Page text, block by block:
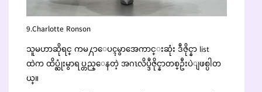
9.Charlotte Ronson
သူမဟာဆိုရင္ ကမ႓ာေပၚမွာအေကာင္းဆုံး ဒီဇိုင္နာ list
ထဲက ထိပ္ဆုံးမွာရပ္တည္ေနတဲ့ အဂၤလိပ္ဒီဇိုင္နာတစ္ဦးပဲျဖစ္ပါတ
ယ္။